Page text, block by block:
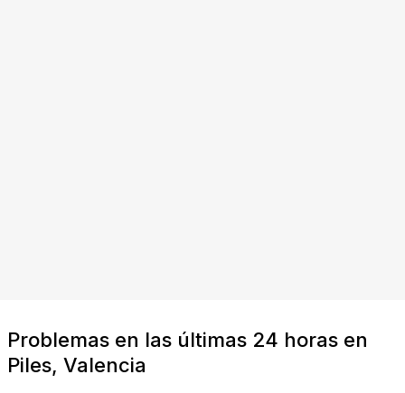
Problemas en las últimas 24 horas en
Piles, Valencia